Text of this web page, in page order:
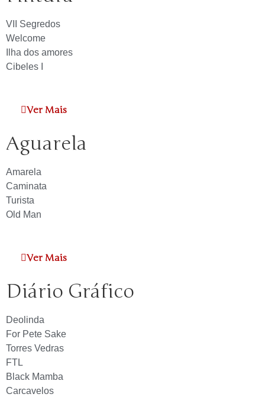
VII Segredos
Welcome
Ilha dos amores
Cibeles I
Ver Mais
Aguarela
Amarela
Caminata
Turista
Old Man
Ver Mais
Diário Gráfico
Deolinda
For Pete Sake
Torres Vedras
FTL
Black Mamba
Carcavelos